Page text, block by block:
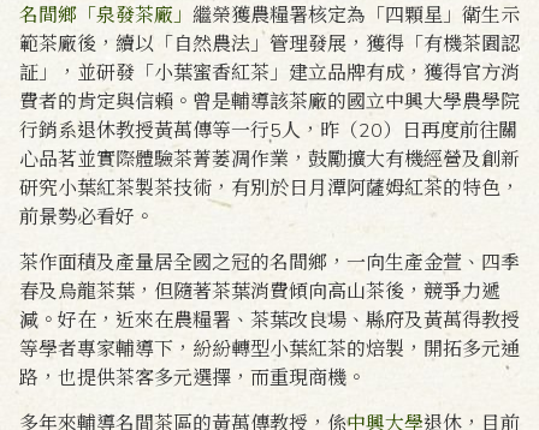
名間鄉「泉發茶廠」 繼榮獲農糧署核定為「四顆星」衛生示
範茶廠後，續以「自然農法」管理發展，獲得「有機茶園認
証」，並研發「小葉蜜香紅茶」建立品牌有成，獲得官方消
費者的肯定與信賴。曾是輔導該茶廠的國立中興大學農學院
行銷系退休教授黃萬傳等一行5人，昨（20）日再度前往關
心品茗並實際體驗茶菁萎凋作業，鼓勵擴大有機經營及創新
研究小葉紅茶製茶技術，有別於日月潭阿薩姆紅茶的特色，
前景勢必看好。
茶作面積及產量居全國之冠的名間鄉，一向生產金萱、四季
春及烏龍茶葉，但隨著茶葉消費傾向高山茶後，競爭力遞
減。好在，近來在農糧署、茶葉改良場、縣府及黃萬得教授
等學者專家輔導下，紛紛轉型小葉紅茶的焙製，開拓多元通
路，也提供茶客多元選擇，而重現商機。
多年來輔導名間茶區的黃萬傳教授，係中興大學退休，目前